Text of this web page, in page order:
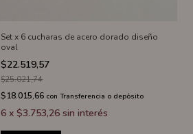
Set x 6 cucharas de acero dorado diseño
oval
$22.519,57
$25.021,74
$18.015,66 con Transferencia o depósito
6 x$3.753,26 sin interés